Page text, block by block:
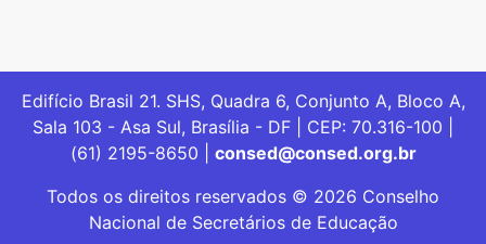
Edifício Brasil 21. SHS, Quadra 6, Conjunto A, Bloco A,
Sala 103 - Asa Sul, Brasília - DF | CEP: 70.316-100 |
(61) 2195-8650 | consed@consed.org.br
Todos os direitos reservados © 2026 Conselho
Nacional de Secretários de Educação